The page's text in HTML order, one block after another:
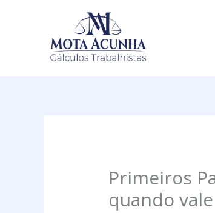
Primeiros
quando